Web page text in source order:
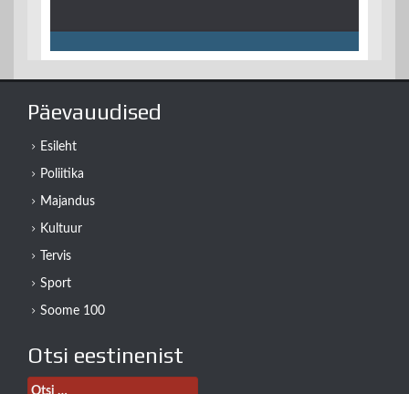
Päevauudised
Esileht
Poliitika
Majandus
Kultuur
Tervis
Sport
Soome 100
Otsi eestinenist
Otsi: